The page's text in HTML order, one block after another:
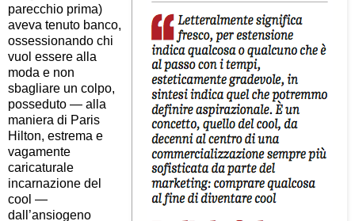
parecchio prima)
aveva tenuto banco,
ossessionando chi
vuol essere alla
moda e non
sbagliare un colpo,
posseduto — alla
maniera di Paris
Hilton, estrema e
vagamente
caricaturale
incarnazione del
cool —
dall’ansiogeno